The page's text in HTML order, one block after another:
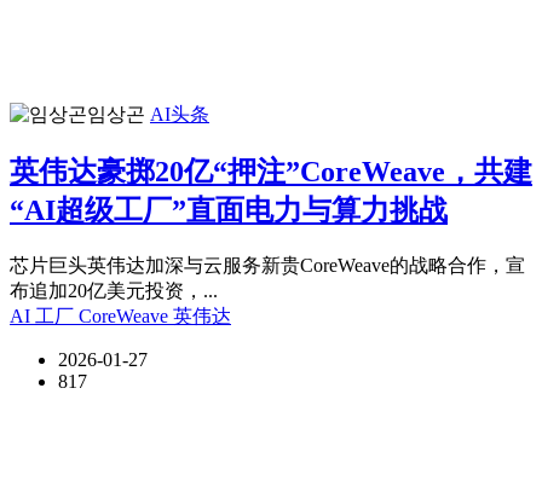
임상곤 AI头条
英伟达豪掷20亿“押注”CoreWeave，共建
“AI超级工厂”直面电力与算力挑战
芯片巨头英伟达加深与云服务新贵CoreWeave的战略合作，宣
布追加20亿美元投资，...
AI 工厂 CoreWeave 英伟达
2026-01-27
817